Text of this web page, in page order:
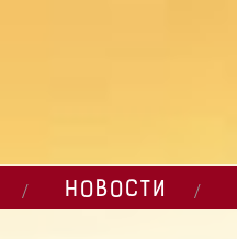
НОВОСТИ